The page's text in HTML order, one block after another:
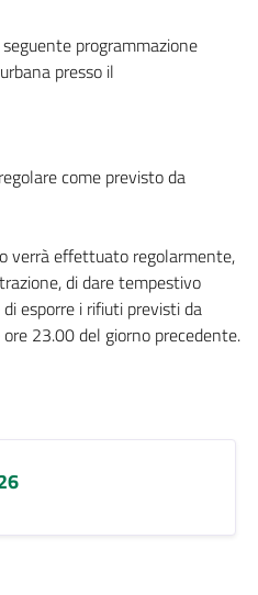
programmazione
presso il
come previsto da
verrà effettuato regolarmente,
di dare tempestivo
esporre i rifiuti previsti da
23.00 del giorno precedente.